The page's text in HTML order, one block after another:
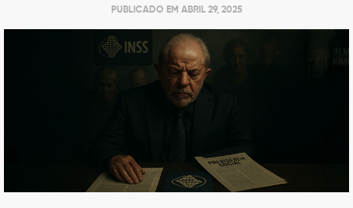
PUBLICADO EM ABRIL 29, 2025